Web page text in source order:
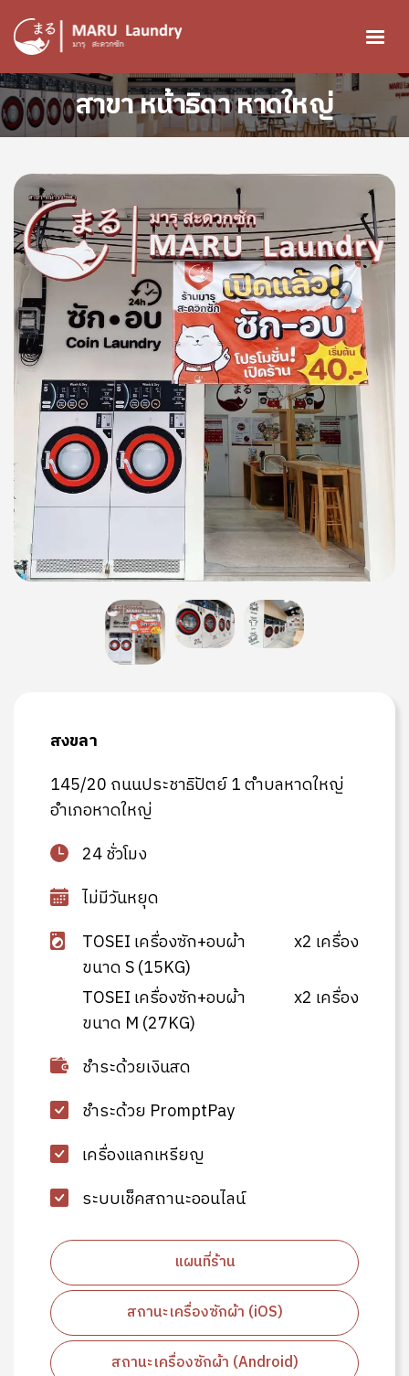
ข้ามไปยังเนื้อหาหลัก
สาขา หน้าธิดา หาดใหญ่
Image
Image
Image
Image
สงขลา
145/20 ถนนประชาธิปัตย์ 1 ตำบลหาดใหญ่
อำเภอหาดใหญ่
24 ชั่วโมง
ไม่มีวันหยุด
TOSEI เครื่องซัก+อบผ้า
ขนาด S (15KG)
x2 เครื่อง
TOSEI เครื่องซัก+อบผ้า
ขนาด M (27KG)
x2 เครื่อง
ชำระด้วยเงินสด
ชำระด้วย PromptPay
เครื่องแลกเหรียญ
ระบบเช็คสถานะออนไลน์
แผนที่ร้าน
สถานะเครื่องซักผ้า (iOS)
สถานะเครื่องซักผ้า (Android)